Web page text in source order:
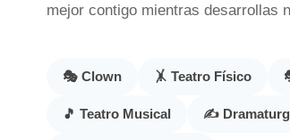
mejor contigo mientras desarrollas
🎭 Clown 🤸 Teatro Físico
🎵 Teatro Musical ✍️